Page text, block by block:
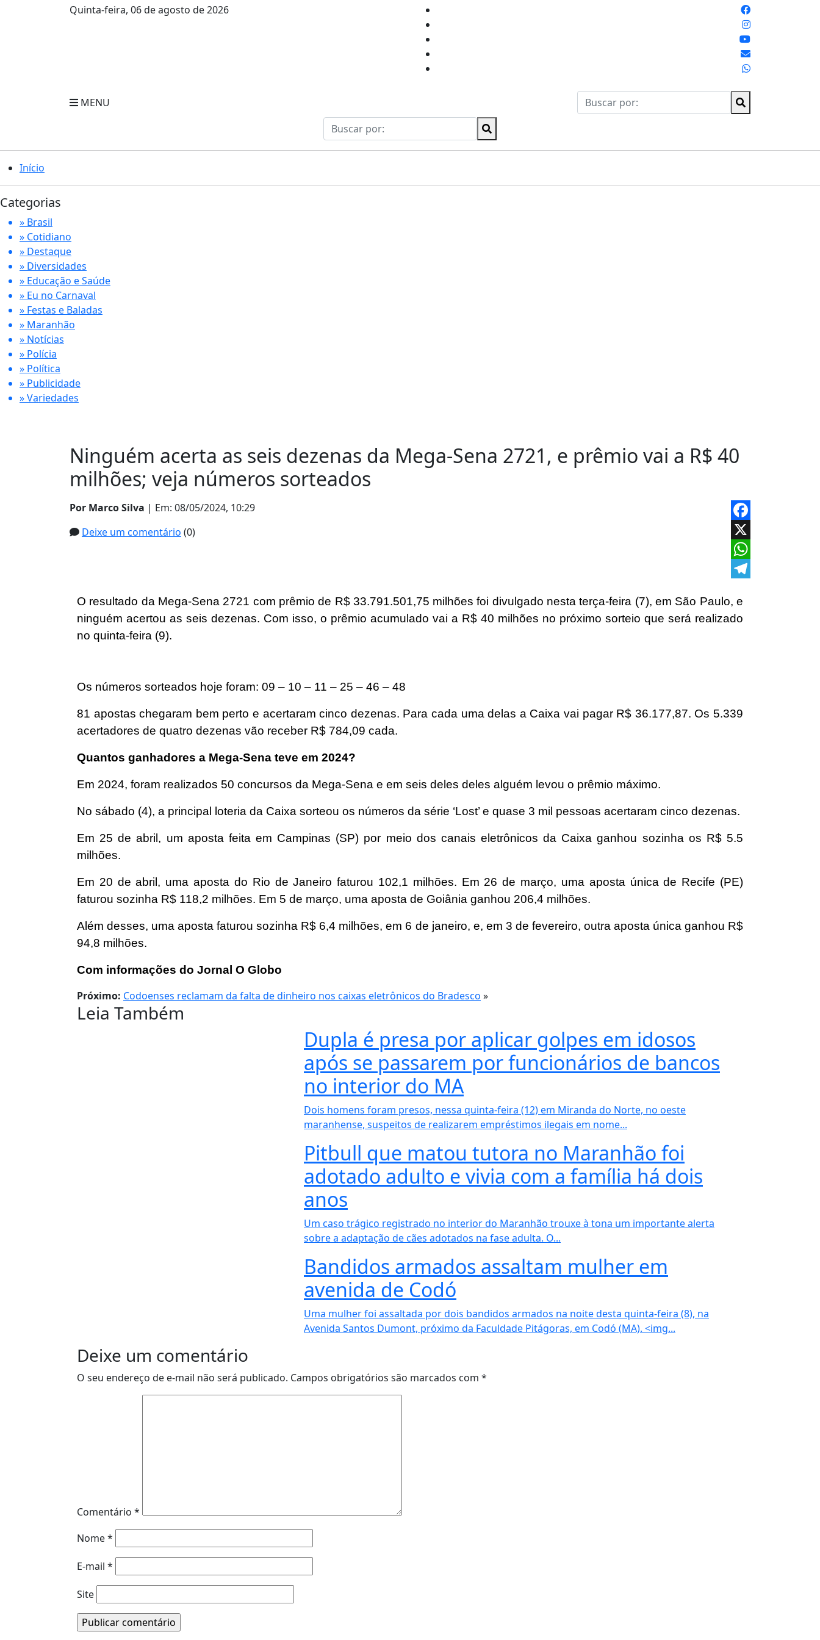
Quinta-feira, 06 de agosto de 2026
MENU
Início
Categorias
» Brasil
» Cotidiano
» Destaque
» Diversidades
» Educação e Saúde
» Eu no Carnaval
» Festas e Baladas
» Maranhão
» Notícias
» Polícia
» Política
» Publicidade
» Variedades
Ninguém acerta as seis dezenas da Mega-Sena 2721, e prêmio vai a R$ 40
milhões; veja números sorteados
Por Marco Silva | Em: 08/05/2024, 10:29
Deixe um comentário (0)
Facebook
X
WhatsApp
O resultado da Mega-Sena 2721 com prêmio de R$ 33.791.501,75 milhões foi divulgado nesta terça-feira (7), em São Paulo, e
ninguém acertou as seis dezenas. Com isso, o prêmio acumulado vai a R$ 40 milhões no próximo sorteio que será realizado
no quinta-feira (9).
Os números sorteados hoje foram: 09 – 10 – 11 – 25 – 46 – 48
81 apostas chegaram bem perto e acertaram cinco dezenas. Para cada uma delas a Caixa vai pagar R$ 36.177,87. Os 5.339
acertadores de quatro dezenas vão receber R$ 784,09 cada.
Quantos ganhadores a Mega-Sena teve em 2024?
Em 2024, foram realizados 50 concursos da Mega-Sena e em seis deles deles alguém levou o prêmio máximo.
No sábado (4), a principal loteria da Caixa sorteou os números da série ‘Lost’ e quase 3 mil pessoas acertaram cinco dezenas.
Em 25 de abril, um aposta feita em Campinas (SP) por meio dos canais eletrônicos da Caixa ganhou sozinha os R$ 5.5
milhões.
Em 20 de abril, uma aposta do Rio de Janeiro faturou 102,1 milhões. Em 26 de março, uma aposta única de Recife (PE)
faturou sozinha R$ 118,2 milhões. Em 5 de março, uma aposta de Goiânia ganhou 206,4 milhões.
Além desses, uma aposta faturou sozinha R$ 6,4 milhões, em 6 de janeiro, e, em 3 de fevereiro, outra aposta única ganhou R$
94,8 milhões.
Com informações do Jornal O Globo
Próximo: Codoenses reclamam da falta de dinheiro nos caixas eletrônicos do Bradesco »
Leia Também
Dupla é presa por aplicar golpes em idosos
após se passarem por funcionários de bancos
no interior do MA
Dois homens foram presos, nessa quinta-feira (12) em Miranda do Norte, no oeste
maranhense, suspeitos de realizarem empréstimos ilegais em nome...
Pitbull que matou tutora no Maranhão foi
adotado adulto e vivia com a família há dois
anos
Um caso trágico registrado no interior do Maranhão trouxe à tona um importante alerta
sobre a adaptação de cães adotados na fase adulta. O...
Bandidos armados assaltam mulher em
avenida de Codó
Uma mulher foi assaltada por dois bandidos armados na noite desta quinta-feira (8), na
Avenida Santos Dumont, próximo da Faculdade Pitágoras, em Codó (MA). <img...
Deixe um comentário
O seu endereço de e-mail não será publicado. Campos obrigatórios são marcados com *
Comentário *
Nome*
E-mail *
Site